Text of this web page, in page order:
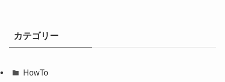
カテゴリー
HowTo